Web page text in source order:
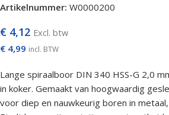
Artikelnummer: W0000200
€ 4,12 Excl. btw
€ 4,99 incl. BTW
Lange spiraalboor DIN 340 HSS-G 2,0
in koker. Gemaakt van hoogwaardig
voor diep en nauwkeurig boren in